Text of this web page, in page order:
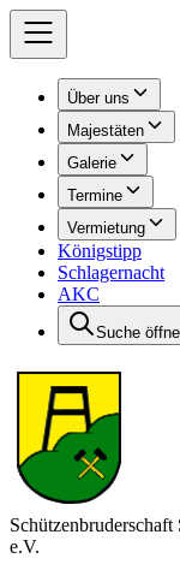
Über uns
Majestäten
Galerie
Termine
Vermietung
Königstipp
Schlagernacht
AKC
Suche
e.V.